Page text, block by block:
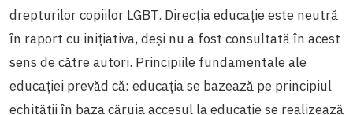
drepturilor copiilor LGBT. Direcția educație este neutră
în raport cu inițiativa, deși nu a fost consultată în acest
sens de către autori. Principiile fundamentale ale
educației prevăd că: educația se bazează pe principiul
echității în baza căruia accesul la educație se realizează